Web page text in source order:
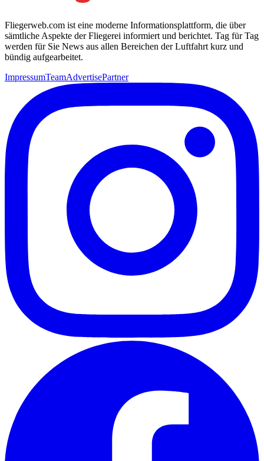
Fliegerweb.com ist eine moderne Informationsplattform, die über
sämtliche Aspekte der Fliegerei informiert und berichtet. Tag für Tag
werden für Sie News aus allen Bereichen der Luftfahrt kurz und
bündig aufgearbeitet.
ImpressumTeamAdvertisePartner